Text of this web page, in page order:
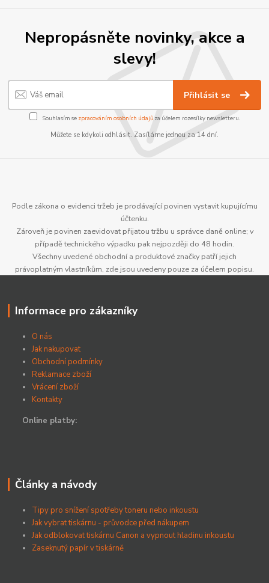
Nepropásněte novinky, akce a
slevy!
Přihlásit se
Souhlasím se zpracováním osobních údajůza účelem rozesílky newsletteru.
Můžete se kdykoli odhlásit. Zasíláme jednou za 14 dní.
Podle zákona o evidenci tržeb je prodávající povinen vystavit kupujícímu
účtenku.
Zároveň je povinen zaevidovat přijatou tržbu u správce daně online; v
případě technického výpadku pak nejpozději do 48 hodin.
Všechny uvedené obchodní a produktové značky patří jejich
právoplatným vlastníkům, zde jsou uvedeny pouze za účelem popisu.
Informace pro zákazníky
O nás
Jak nakupovat
Obchodní podmínky
Reklamace zboží
Vrácení zboží
Kontakty
Online platby:
Články a návody
Tipy pro snížení spotřeby toneru nebo inkoustu
Jak vybrat tiskárnu - průvodce před nákupem
Jak odblokovat tiskárnu Canon a vypnout hladinu inkoustu
Zaseknutý papír v tiskárně